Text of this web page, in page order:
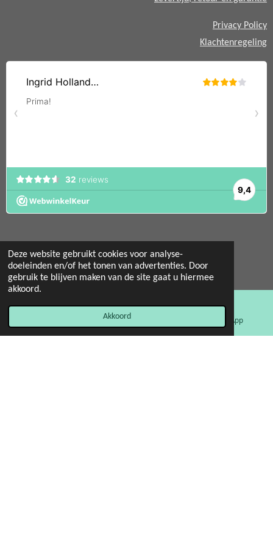
Deze website gebruikt cookies voor analyse-
doeleinden en/of het tonen van advertenties. Door
gebruik te blijven maken van de site gaat u hiermee
akkoord.
Akkoord
Privacy Policy
Klachtenregeling
© 2022 - 2026 Mint 11 giftstore
Powered by
Facebook WhatsApp